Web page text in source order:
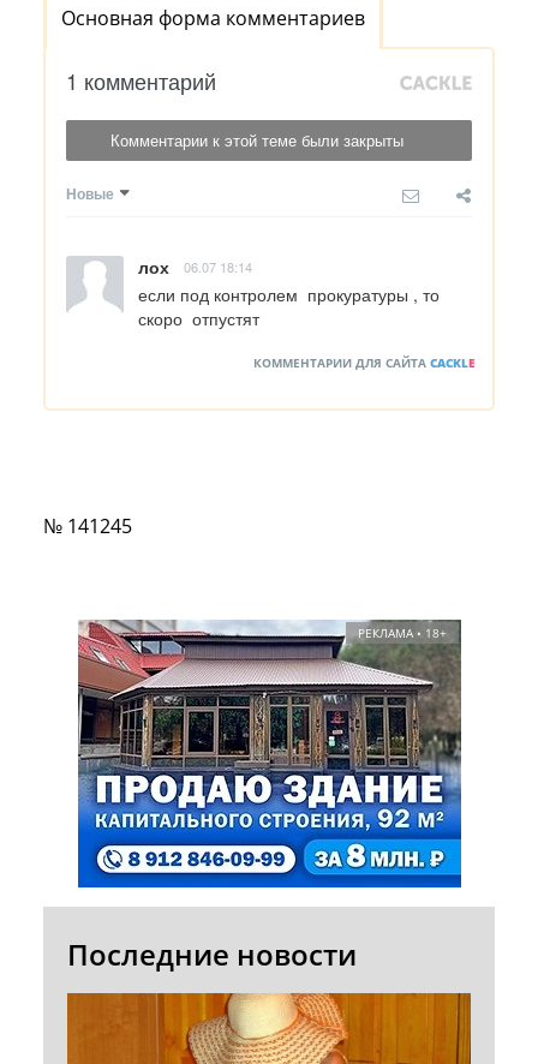
Основная форма комментариев
1 комментарий
Комментарии к этой теме были закрыты
Новые
лох 06.07 18:14
если под контролем  прокуратуры , то
скоро  отпустят
КОММЕНТАРИИ ДЛЯ САЙТА CACKLE
№ 141245
РЕКЛАМА • 18+
Последние новости